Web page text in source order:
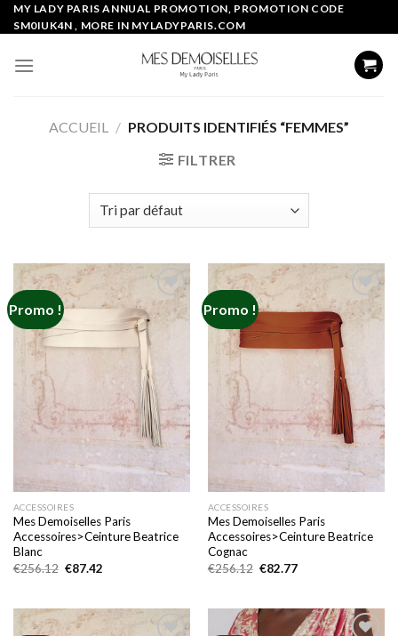
Skip
to
MY LADY PARIS ANNUAL PROMOTION, PROMOTION CODE
SM0IUK4N , MORE IN MYLADYPARIS.COM
ACCUEIL / PRODUITS IDENTIFIÉS “FEMMES”
FILTRER
Promo !
Add to
wishlist
ACCESSOIRES
Mes Demoiselles Paris
Accessoires>Ceinture Beatrice
Blanc
€256.12 Le
€256.12.
€87.42Le
€87.42.
Promo !
Add to
wishlist
ACCESSOIRES
Mes Demoiselles Paris
Accessoires>Ceinture Beatrice
Cognac
€256.12 Le
€256.12.
€82.77Le
€82.77.